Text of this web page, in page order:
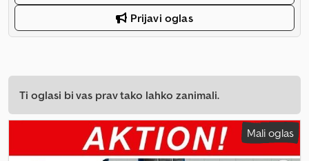
Prijavi oglas
Ti oglasi bi vas prav tako lahko zanimali.
Mali oglas